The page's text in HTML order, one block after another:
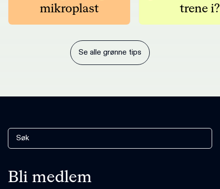
mikroplast
trene i?
Se alle grønne tips
Bli medlem